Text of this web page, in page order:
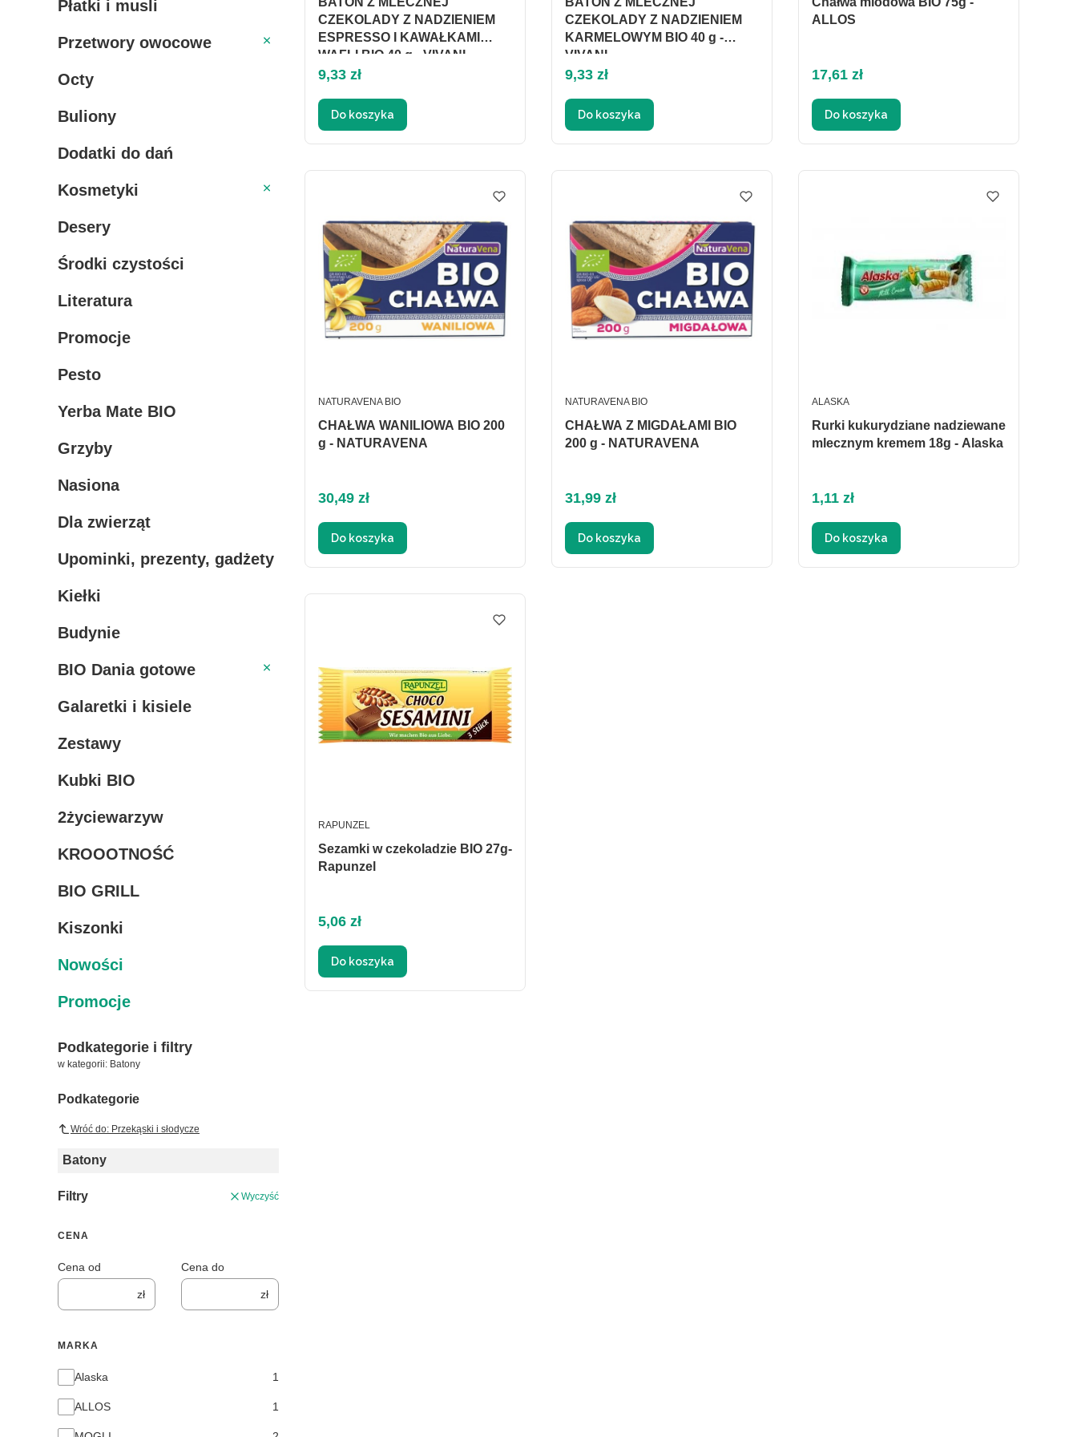
Płatki i musli
Przetwory owocowe Przetwory owocowe
Octy
Buliony
Dodatki do dań
Kosmetyki Kosmetyki
Desery
Środki czystości
Literatura
Promocje
Pesto
Yerba Mate BIO
Grzyby
Nasiona
Dla zwierząt
Upominki, prezenty, gadżety
Kiełki
Budynie
BIO Dania gotowe BIO Dania gotowe
Galaretki i kisiele
Zestawy
Kubki BIO
2życiewarzyw
KROOOTNOŚĆ
BIO GRILL
Kiszonki
Nowości
Promocje
Podkategorie i filtry
w kategorii: Batony
Podkategorie
Wróć do: Przekąski i słodycze
Batony
Filtry Wyczyść
CENA
Cena od
zł
Cena do
zł
MARKA
MarkaAlaska 1
ALLOS 1
CZEKOLADY Z NADZIENIEM
ESPRESSO I KAWAŁKAMI
WAFLI BIO 40 g - VIVANI
Cena
9,33 zł
Do koszyka
CZEKOLADY Z NADZIENIEM
KARMELOWYM BIO 40 g -
VIVANI
Cena
9,33 zł
Do koszyka
ALLOS
Cena
17,61 zł
Do koszyka
CHAŁWA WANILIOWA BIO 200
g - NATURAVENA
PRODUCENT
NATURAVENA BIO
Cena
30,49 zł
Do koszyka
CHAŁWA Z MIGDAŁAMI BIO
200 g - NATURAVENA
PRODUCENT
NATURAVENA BIO
Cena
31,99 zł
Do koszyka
Rurki kukurydziane nadziewane
mlecznym kremem 18g - Alaska
PRODUCENT
ALASKA
Cena
1,11 zł
Do koszyka
Sezamki w czekoladzie BIO 27g-
Rapunzel
PRODUCENT
RAPUNZEL
Cena
5,06 zł
Do koszyka